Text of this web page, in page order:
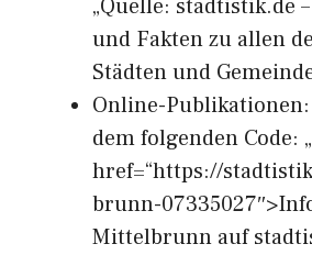
„Quelle: stadtistik.de
und Fakten zu allen
Städten und
Online-
dem folgenden Code:
href=“https://
brunn-
Mittelbrunn auf